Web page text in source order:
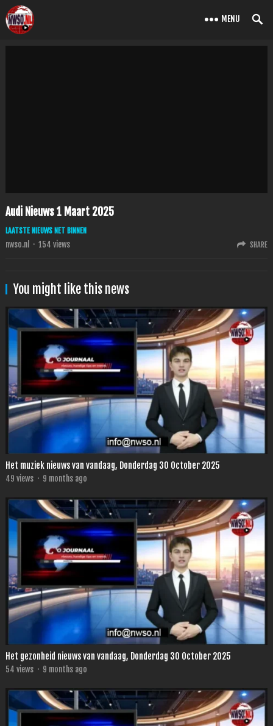
MENU
Audi Nieuws 1 Maart 2025
LAATSTE NIEUWS NET BINNEN
nwso.nl · 154 views SHARE
You might like this news
Het muziek nieuws van vandaag, Donderdag 30 October 2025
49 views · 9 months ago
Het gezonheid nieuws van vandaag, Donderdag 30 October 2025
54 views · 9 months ago